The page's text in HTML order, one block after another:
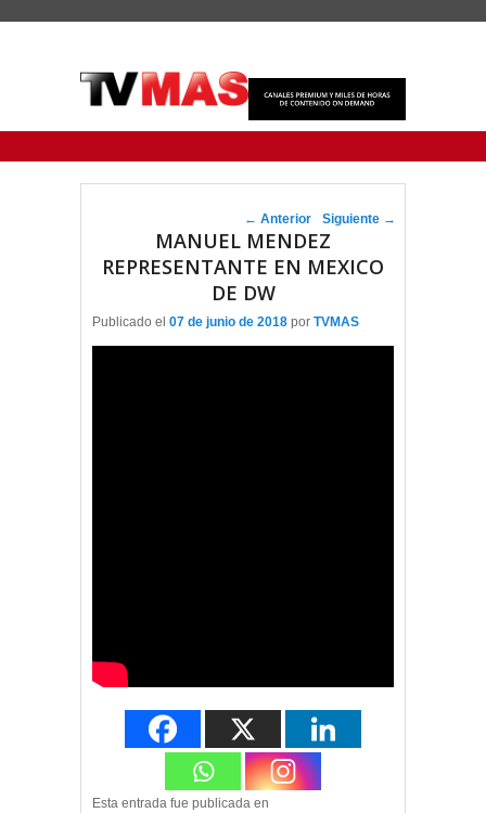
Navegador de artículos
← Anterior Siguiente →
MANUEL MENDEZ
REPRESENTANTE EN MEXICO
DE DW
Publicado el 07 de junio de 2018 por TVMAS
Esta entrada fue publicada en